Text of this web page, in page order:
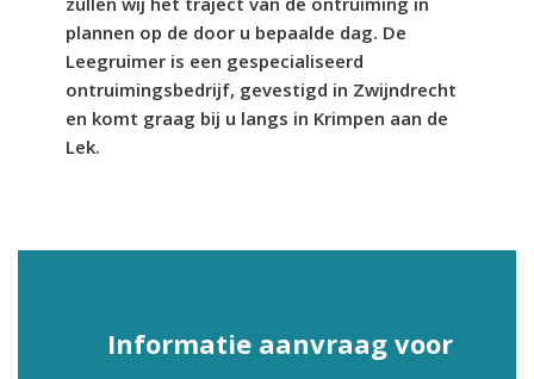
plannen op de door u bepaalde dag. De
Leegruimer is een gespecialiseerd
ontruimingsbedrijf, gevestigd in Zwijndrecht
en komt graag bij u langs in Krimpen aan de
Lek.
Informatie aanvraag voor